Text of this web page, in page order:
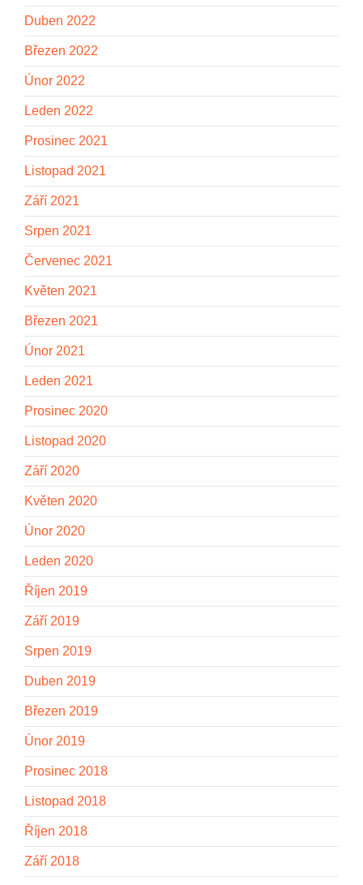
Duben 2022
Březen 2022
Únor 2022
Leden 2022
Prosinec 2021
Listopad 2021
Září 2021
Srpen 2021
Červenec 2021
Květen 2021
Březen 2021
Únor 2021
Leden 2021
Prosinec 2020
Listopad 2020
Září 2020
Květen 2020
Únor 2020
Leden 2020
Říjen 2019
Září 2019
Srpen 2019
Duben 2019
Březen 2019
Únor 2019
Prosinec 2018
Listopad 2018
Říjen 2018
Září 2018